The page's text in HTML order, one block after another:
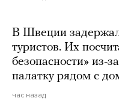
В Швеции
туристов. Их
безопасности» из-
палатку рядом с
час назад